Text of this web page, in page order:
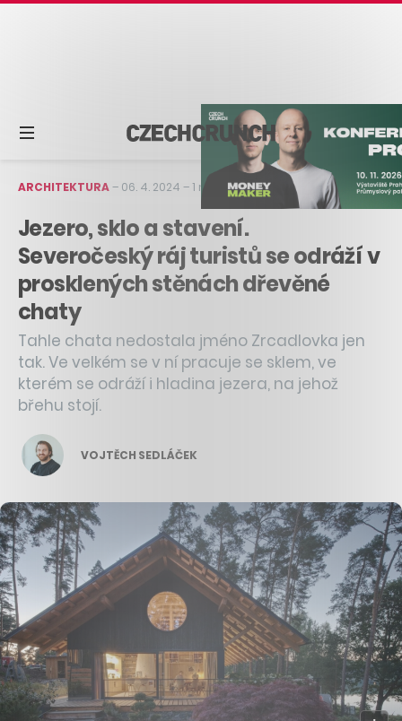
ARCHITEKTURA– 06. 4. 2024 –1 min čtení
Jezero, sklo a stavení.
Severočeský ráj turistů se odráží v
prosklených stěnách dřevěné
chaty
Tahle chata nedostala jméno Zrcadlovka jen
tak. Ve velkém se v ní pracuje se sklem, ve
kterém se odráží i hladina jezera, na jehož
břehu stojí.
VOJTĚCH SEDLÁČEK